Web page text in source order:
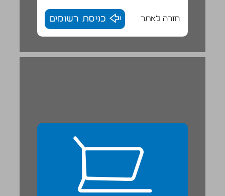
חזרה לאתר כניסת רשומים